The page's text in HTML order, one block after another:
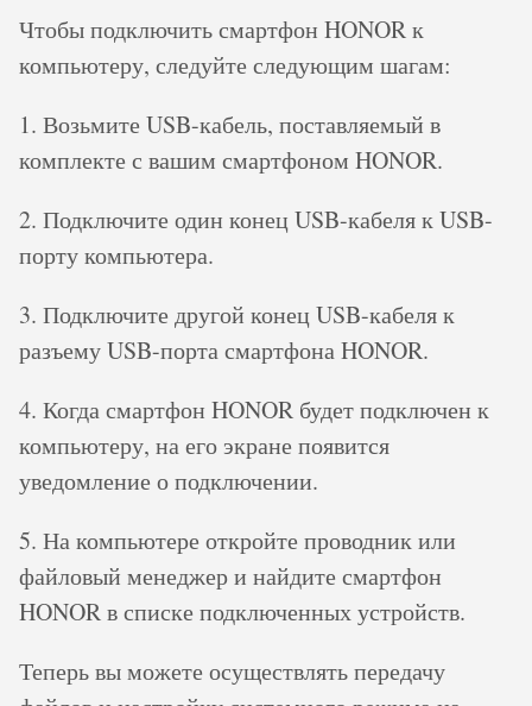
Чтобы подключить смартфон HONOR к
компьютеру, следуйте следующим шагам:
1. Возьмите USB-кабель, поставляемый в
комплекте с вашим смартфоном HONOR.
2. Подключите один конец USB-кабеля к USB-
порту компьютера.
3. Подключите другой конец USB-кабеля к
разъему USB-порта смартфона HONOR.
4. Когда смартфон HONOR будет подключен к
компьютеру, на его экране появится
уведомление о подключении.
5. На компьютере откройте проводник или
файловый менеджер и найдите смартфон
HONOR в списке подключенных устройств.
Теперь вы можете осуществлять передачу